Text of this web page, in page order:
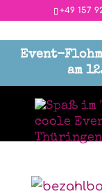
‭+49 157
Event-
am
vonMaria